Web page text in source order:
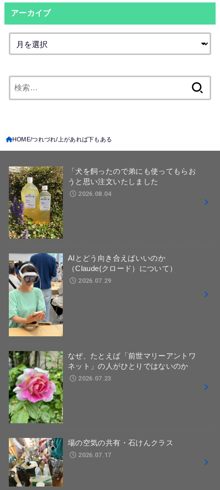
アーカイブ
索:
HOME つれづれ 上があれば下もある
「犬を飼ったので弟にも使ってもらお
うと思い注文いたしました
2026.08.04
AIとどう向き合えばいいのか
（Claude(クロード）について）
2026.07.29
なぜ、たとえば「前世マリーアントワ
ネット」の人がひとりではないのか
2026.07.23
場の空気の共有・石けんクラス
2026.07.17